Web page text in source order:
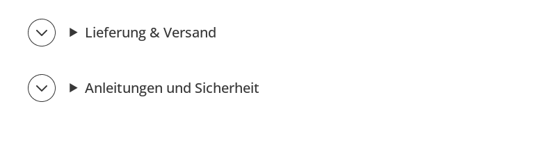
Lieferung & Versand
Anleitungen und Sicherheit